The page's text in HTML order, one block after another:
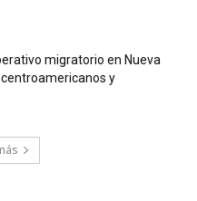
migratorio en Nueva
y